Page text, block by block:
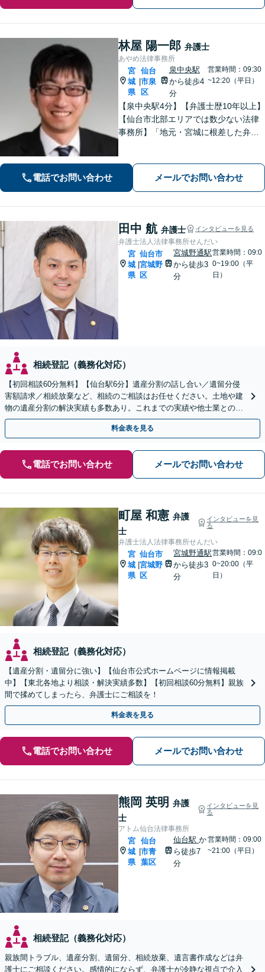
林屋 陽一郎 弁護士
あやめ法律事務所
宮
城
県
仙台
市泉
区
泉中央駅
から徒歩4
分
営業時間：09:30
~12:20（平日）
【泉中央駅4分】【弁護士歴10年以上】
【仙台市北部エリアでは数少ない法律
事務所】「地元・宮城に根差した弁護
電話でお問い合わせ メールでお問い合わせ
田中 航 弁護士 インタビューを見る
弁護士法人法律事務所せんだい
宮
城
県
|
仙台市
宮城野
区
宮城野通駅
から徒歩3
分
営業時間：09:0
0~19:00（平
日）
相続登記（義務化対応）
【初回相談60分無料】【仙台駅6分】遺産分割の話し合い／遺留分侵
害額請求／相続放棄など、相続のご相談はお任せください。土地や建
物の遺産分割の解決実績も多数あり。これまでの実績や他士業との連
携を活かし、ご意向に沿う有利な解決を目指します
料金表を見る
電話でお問い合わせ メールでお問い合わせ
町屋 和憲 弁護
士
インタビューを見
る
弁護士法人法律事務所せんだい
宮
城
県
|
仙台市
宮城野
区
宮城野通駅
から徒歩3
分
営業時間：09:0
0~20:00（平
日）
相続登記（義務化対応）
【遺産分割・遺留分に強い】【仙台市公式ホームページに情報掲載
中】【東北各地より相談・解決実績多数】【初回相談60分無料】親族
間で揉めてしまったら、弁護士にご相談を！
料金表を見る
電話でお問い合わせ メールでお問い合わせ
熊岡 英明 弁護
士
インタビューを見
る
アトム仙台法律事務所
宮
城
県
|
仙台
市青
葉区
仙台駅 か
ら徒歩7
分
営業時間：09:00
~21:00（平日）
相続登記（義務化対応）
親族間トラブル、遺産分割、遺留分、相続放棄、遺言書作成などは弁
護士にご相談ください。感情的にならず、弁護士が冷静な視点で介入